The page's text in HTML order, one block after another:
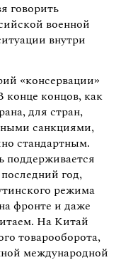
говорить
военной
внутри
«консервации»
конце концов, как
для стран,
санкциями,
стандартным.
поддерживается
год,
режима
фронте и даже
На Китай
товарооборота,
международной